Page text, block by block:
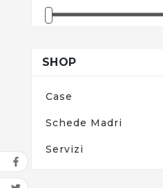
SHOP
Case
Schede Madri
Servizi